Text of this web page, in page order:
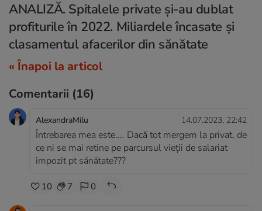
ANALIZĂ. Spitalele private și-au dublat
profiturile în 2022. Miliardele încasate și
clasamentul afacerilor din sănătate
« Înapoi la articol
Comentarii (16)
AlexandraMilu 14.07.2023, 22:42
Întrebarea mea este.... Dacă tot mergem la privat, de
ce ni se mai retine pe parcursul vieții de salariat
impozit pt sănătate???
10 7 0